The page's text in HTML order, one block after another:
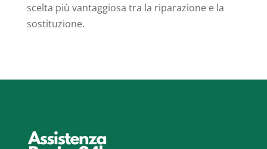
scelta più vantaggiosa tra la riparazione e la
sostituzione.